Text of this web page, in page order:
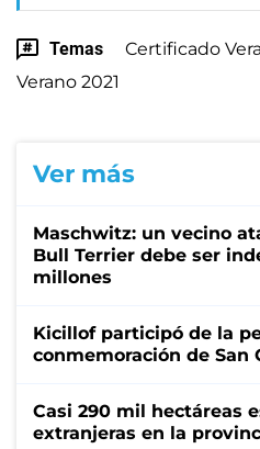
Temas Certificado
Verano 2021
Ver más
Maschwitz: un vecino
Bull Terrier debe ser
millones
Kicillof participó de la
conmemoración de San
Casi 290 mil hectáreas
extranjeras en la